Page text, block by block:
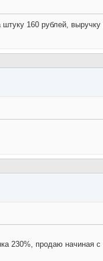
160 рублей,
230%, продаю начиная